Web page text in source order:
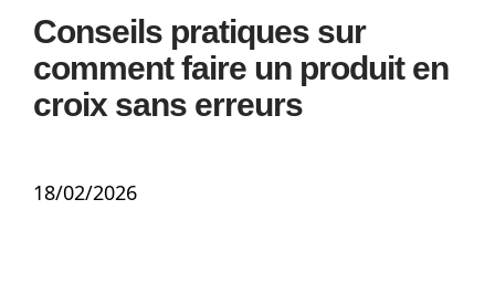
Conseils pratiques sur
comment faire un produit en
croix sans erreurs
18/02/2026